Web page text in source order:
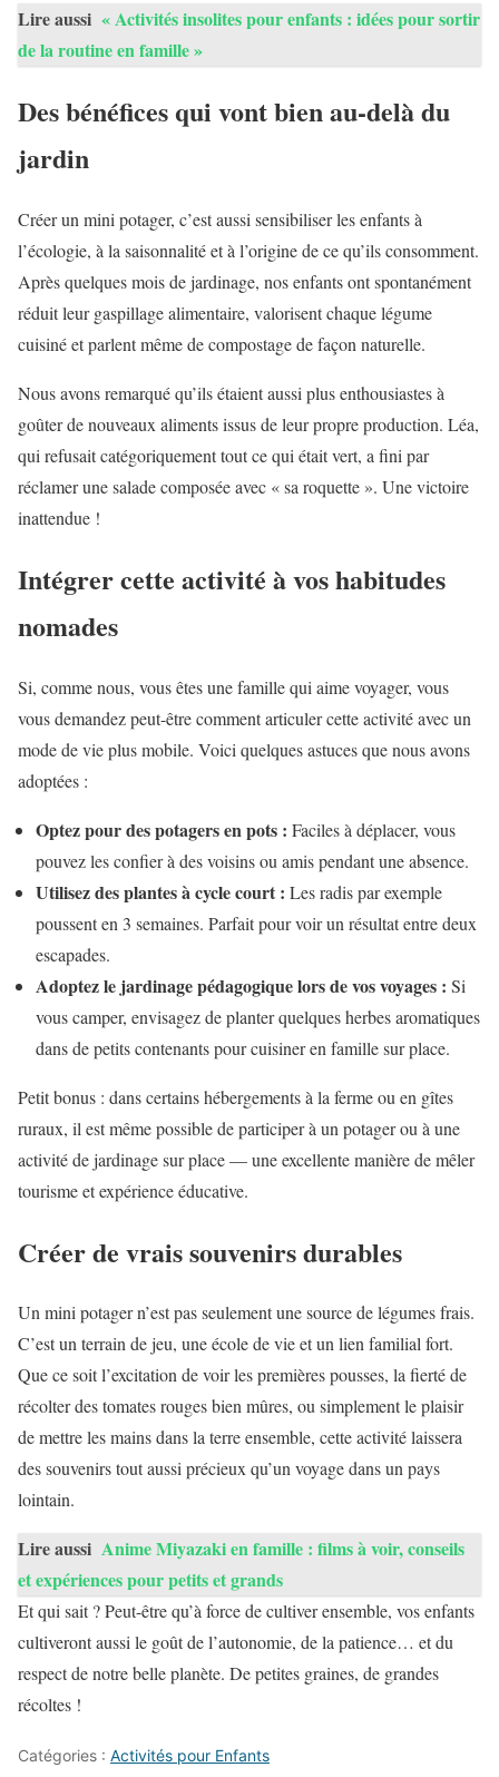
Lire aussi « Activités insolites pour enfants : idées pour sortir
de la routine en famille »
Des bénéfices qui vont bien au-delà du
jardin
Créer un mini potager, c’est aussi sensibiliser les enfants à
l’écologie, à la saisonnalité et à l’origine de ce qu’ils consomment.
Après quelques mois de jardinage, nos enfants ont spontanément
réduit leur gaspillage alimentaire, valorisent chaque légume
cuisiné et parlent même de compostage de façon naturelle.
Nous avons remarqué qu’ils étaient aussi plus enthousiastes à
goûter de nouveaux aliments issus de leur propre production. Léa,
qui refusait catégoriquement tout ce qui était vert, a fini par
réclamer une salade composée avec « sa roquette ». Une victoire
inattendue !
Intégrer cette activité à vos habitudes
nomades
Si, comme nous, vous êtes une famille qui aime voyager, vous
vous demandez peut-être comment articuler cette activité avec un
mode de vie plus mobile. Voici quelques astuces que nous avons
adoptées :
Optez pour des potagers en pots : Faciles à déplacer, vous
pouvez les confier à des voisins ou amis pendant une absence.
Utilisez des plantes à cycle court : Les radis par exemple
poussent en 3 semaines. Parfait pour voir un résultat entre deux
escapades.
Adoptez le jardinage pédagogique lors de vos voyages : Si
vous camper, envisagez de planter quelques herbes aromatiques
dans de petits contenants pour cuisiner en famille sur place.
Petit bonus : dans certains hébergements à la ferme ou en gîtes
ruraux, il est même possible de participer à un potager ou à une
activité de jardinage sur place — une excellente manière de mêler
tourisme et expérience éducative.
Créer de vrais souvenirs durables
Un mini potager n’est pas seulement une source de légumes frais.
C’est un terrain de jeu, une école de vie et un lien familial fort.
Que ce soit l’excitation de voir les premières pousses, la fierté de
récolter des tomates rouges bien mûres, ou simplement le plaisir
de mettre les mains dans la terre ensemble, cette activité laissera
des souvenirs tout aussi précieux qu’un voyage dans un pays
lointain.
Lire aussi Anime Miyazaki en famille : films à voir, conseils
et expériences pour petits et grands
Et qui sait ? Peut-être qu’à force de cultiver ensemble, vos enfants
cultiveront aussi le goût de l’autonomie, de la patience… et du
respect de notre belle planète. De petites graines, de grandes
récoltes !
Catégories : Activités pour Enfants